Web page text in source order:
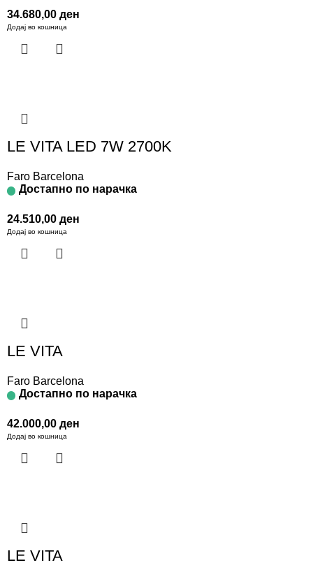
34.680,00 ден
Додај во кошница
LE VITA LED 7W 2700K
Faro Barcelona
Достапно по нарачка
24.510,00 ден
Додај во кошница
LE VITA
Faro Barcelona
Достапно по нарачка
42.000,00 ден
Додај во кошница
LE VITA